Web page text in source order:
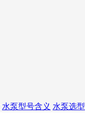
水泵型号含义 水泵选型